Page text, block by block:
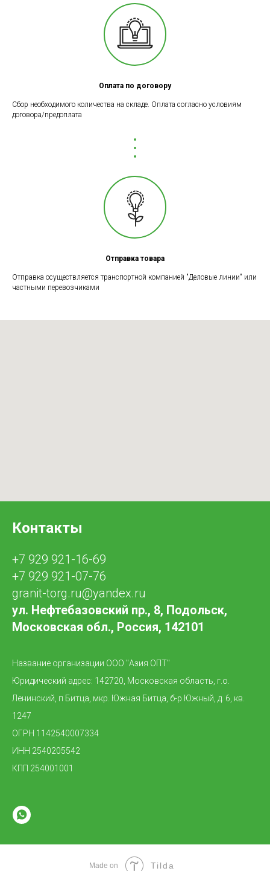
Оплата по договору
Сбор необходимого количества на складе. Оплата согласно условиям
договора/предоплата
Отправка товара
Отправка осуществляется транспортной компанией "Деловые линии" или
частными перевозчиками
Контакты
+7 929 921-16-69
+7 929 921-07-76
granit-torg.ru@yandex.ru
ул. Нефтебазовский пр., 8, Подольск,
Московская обл., Россия, 142101
Название организации ООО "Азия ОПТ"
Юридический адрес: 142720, Московская область, г.о.
Ленинский, п Битца, мкр. Южная Битца, б-р Южный, д. 6, кв.
1247
ОГРН 1142540007334
ИНН 2540205542
КПП 254001001
Made on Tilda